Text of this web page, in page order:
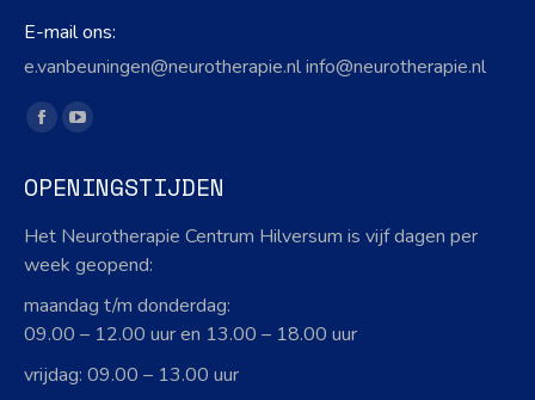
E-mail ons:
e.vanbeuningen@neurotherapie.nl info@neurotherapie.nl
Vind ons op:
Facebook
opens
in
new
YouTube
opens
new
OPENINGSTIJDEN
Het Neurotherapie Centrum Hilversum is vijf dagen per
week geopend:
maandag t/m donderdag:
09.00 – 12.00 uur en 13.00 – 18.00 uur
vrijdag: 09.00 – 13.00 uur